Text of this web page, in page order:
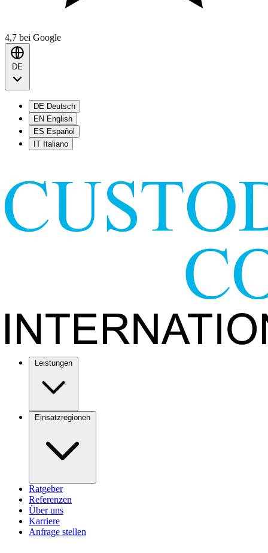
4,7 bei Google
DE
DE Deutsch
EN English
ES Español
IT Italiano
Ratgeber
Referenzen
Über uns
Karriere
Anfrage stellen